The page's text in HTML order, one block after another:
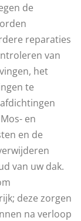
de
reparaties
van
het
te
en
en de
van uw dak.
deze zorgen
na verloop